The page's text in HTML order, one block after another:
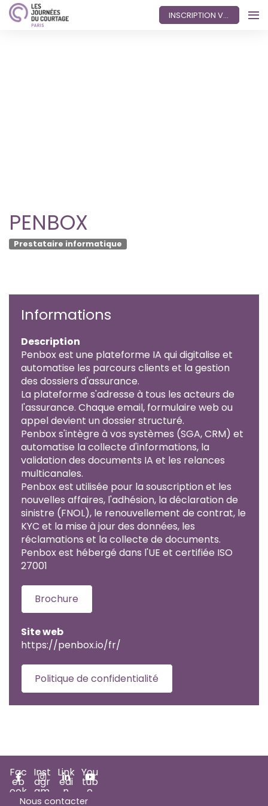
INSCRIPTION VISITEUR
PENBOX
Prestataire informatique
Informations
Description
Penbox est une plateforme IA qui digitalise et
automatise les parcours clients et la gestion
des dossiers d'assurance.
La plateforme s'adresse à tous les acteurs de
l'assurance. Chaque email, formulaire web ou
appel devient un dossier structuré.
Penbox s'intègre à vos systèmes (SGA, CRM) et
automatise la collecte d'informations, la
validation des documents IA et les relances
multicanales.
Penbox est utilisée pour la souscription et les
nouvelles affaires, l'adhésion, la déclaration de
sinistre (FNOL), le renouvellement de contrat, le
KYC et la mise à jour des données, les
réclamations et la collecte de documents.
Penbox est hébergé dans l'UE et certifiée ISO
27001
Brochure
Site web
https://penbox.io/fr/
Politique de confidentialité
Fac
eb
ook
Inst
agr
am
Link
edi
n
You
tub
e
Nous contacter